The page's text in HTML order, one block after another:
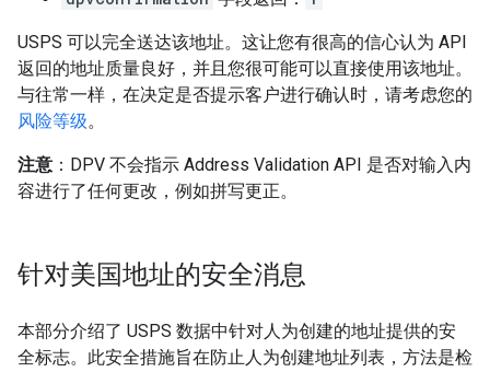
USPS 可以完全送达该地址。这让您有很高的信心认为 API
返回的地址质量良好，并且您很可能可以直接使用该地址。
与往常一样，在决定是否提示客户进行确认时，请考虑您的
风险等级。
注意 ：DPV 不会指示 Address Validation API 是否对输入内
容进行了任何更改，例如拼写更正。
针对美国地址的安全消息
本部分介绍了 USPS 数据中针对人为创建的地址提供的安
全标志。此安全措施旨在防止人为创建地址列表，方法是检